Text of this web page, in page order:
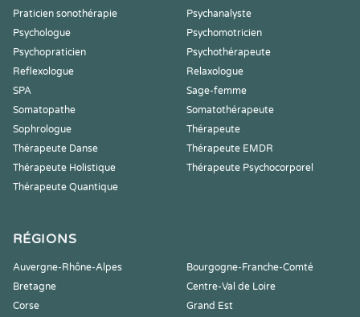
Praticien sonothérapie
Psychanalyste
Psychologue
Psychomotricien
Psychopraticien
Psychothérapeute
Reflexologue
Relaxologue
SPA
Sage-femme
Somatopathe
Somatothérapeute
Sophrologue
Thérapeute
Thérapeute Danse
Thérapeute EMDR
Thérapeute Holistique
Thérapeute Psychocorporel
Thérapeute Quantique
RÉGIONS
Auvergne-Rhône-Alpes
Bourgogne-Franche-Comté
Bretagne
Centre-Val de Loire
Corse
Grand Est